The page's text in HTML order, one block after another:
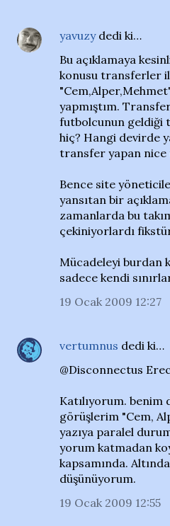
yavuzydedi ki…
Bu açıklamaya
konusu transferler
"Cem,Alper,Mehmet"
yapmıştım.
futbolcunun geldiği
hiç? Hangi devirde
transfer yapan nice
Bence site
yansıtan bir
zamanlarda bu
çekiniyorlardı
Mücadeleyi burdan
sadece kendi
19 Ocak 2009 12:27
vertumnus dedi ki…
@Disconnectus
Katılıyorum.
görüşlerim "Cem,
yazıya paralel
yorum katmadan
kapsamında.
düşünüyorum.
19 Ocak 2009 12:55